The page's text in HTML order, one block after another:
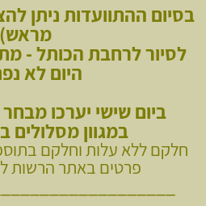
בסיום ההתוועדות ניתן
מראש)
לסיור לרחבת הכותל -
היום לא
ביום שישי יערכו
במגוון מסלולים
חלקם ללא עלות וחלקם
פרטים באתר הרשות